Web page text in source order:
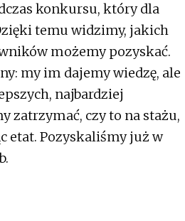
konkursu, który dla
temu widzimy, jakich
możemy pozyskać.
my im dajemy wiedzę, ale
najbardziej
zatrzymać, czy to na stażu,
etat. Pozyskaliśmy już w